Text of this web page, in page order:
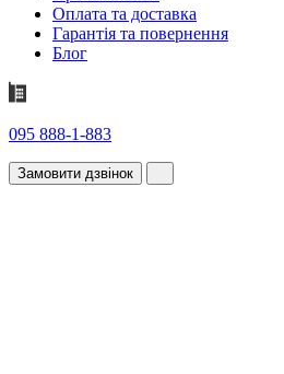
Оплата та доставка
Гарантія та повернення
Блог
095 888-1-883
Замовити дзвінок